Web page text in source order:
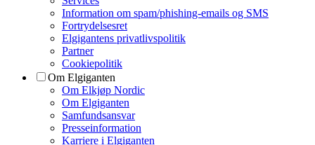
Information om spam/phishing-emails og SMS
Fortrydelsesret
Elgigantens privatlivspolitik
Partner
Cookiepolitik
Om Elgiganten
Om Elkjøp Nordic
Om Elgiganten
Samfundsansvar
Presseinformation
Karriere i Elgiganten